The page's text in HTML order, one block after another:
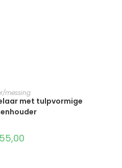
WINKELWAGEN
messing
met tulpvormige